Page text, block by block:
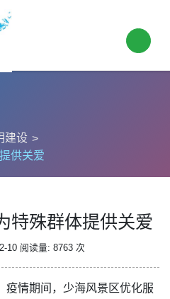
建设
供关爱
特殊群体提供关爱
10 阅读量: 8763 次
疫情期间，少海风景区优化服